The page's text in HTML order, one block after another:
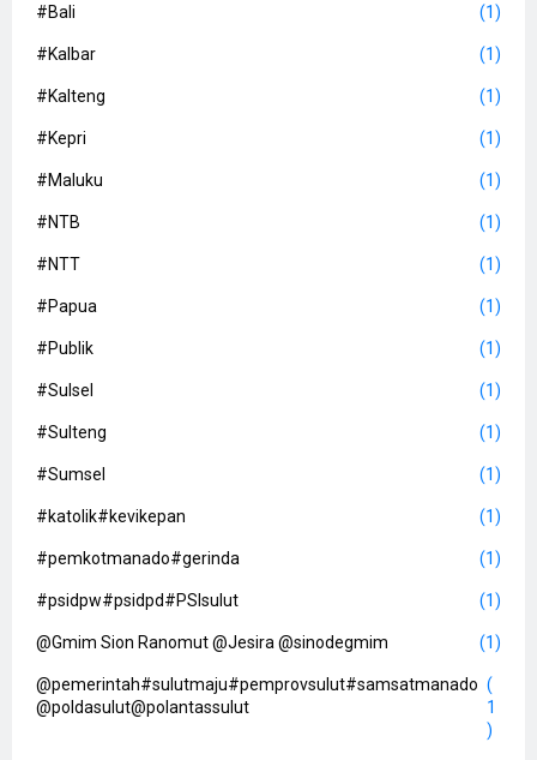
#Bali (1)
#Kalbar (1)
#Kalteng (1)
#Kepri (1)
#Maluku (1)
#NTB (1)
#NTT (1)
#Papua (1)
#Publik (1)
#Sulsel (1)
#Sulteng (1)
#Sumsel (1)
#katolik#kevikepan (1)
#pemkotmanado#gerinda (1)
#psidpw#psidpd#PSIsulut (1)
@Gmim Sion Ranomut @Jesira @sinodegmim (1)
@pemerintah#sulutmaju#pemprovsulut#samsatmanado
@poldasulut@polantassulut
(
1
)